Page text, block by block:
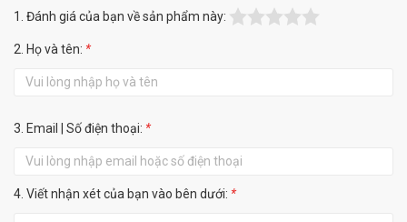
1. Đánh giá của bạn về sản phẩm này:
2. Họ và tên: *
3. Email | Số điện thoại: *
4. Viết nhận xét của bạn vào bên dưới: *